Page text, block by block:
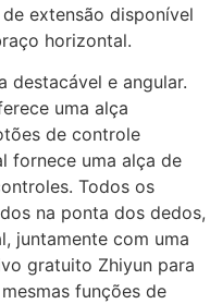
extensão disponível
horizontal.
destacável e angular.
uma alça
de controle
fornece uma alça de
Todos os
na ponta dos dedos,
juntamente com uma
gratuito Zhiyun para
funções de